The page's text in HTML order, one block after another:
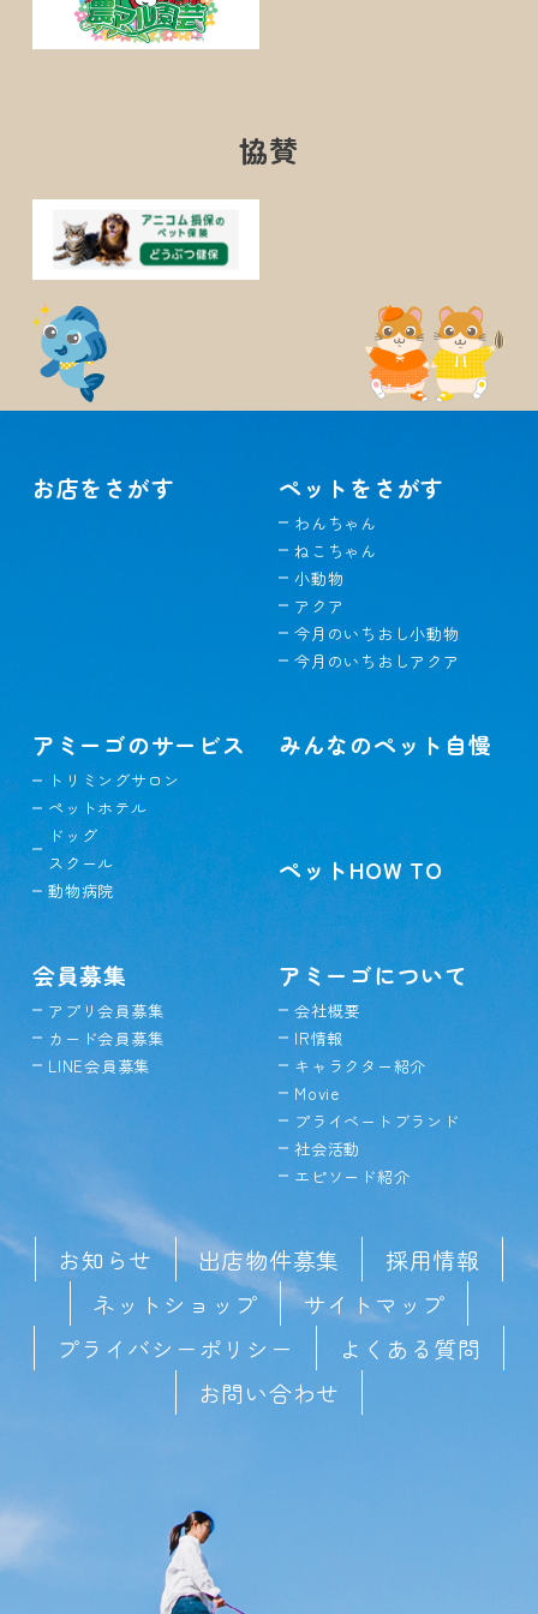
協賛
お店をさがす ペットをさがす
わんちゃん
ねこちゃん
小動物
アクア
今月のいちおし小動物
今月のいちおしアクア
アミーゴのサービス
トリミングサロン
ペットホテル
ドッグ
スクール
動物病院
みんなのペット自慢
ペットHOW TO
会員募集
アプリ会員募集
カード会員募集
LINE会員募集
アミーゴについて
会社概要
IR情報
キャラクター紹介
Movie
プライベートブランド
社会活動
エピソード紹介
お知らせ 出店物件募集
採用情報
ネットショップ
サイトマップ
プライバシーポリシー
よくある質問
お問い合わせ